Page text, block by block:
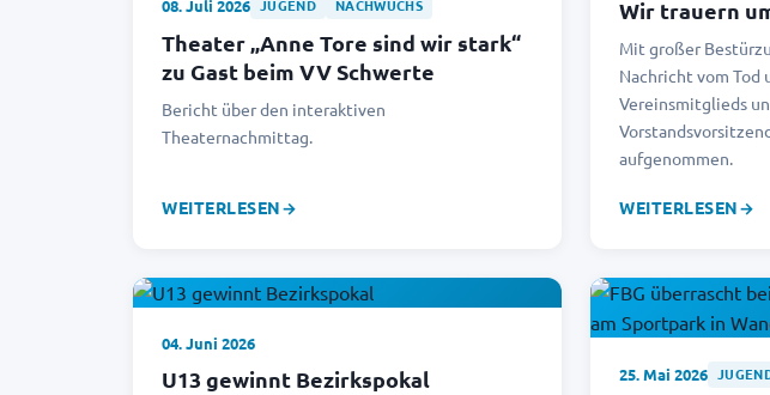
08. Juli 2026 JUGEND NACHWUCHS
Theater „Anne Tore sind wir stark“
zu Gast beim VV Schwerte
Bericht über den interaktiven
Theaternachmittag.
WEITERLESEN→
Wir trauern
Mit großer
Nachricht vom Tod
Vereinsmitglieds
aufgenommen.
WEITERLESEN→
04. Juni 2026
U13 gewinnt Bezirkspokal 25. Mai 2026